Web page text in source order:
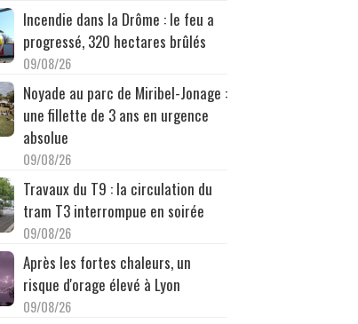
Incendie dans la Drôme : le feu a
progressé, 320 hectares brûlés
09/08/26
Noyade au parc de Miribel-Jonage :
une fillette de 3 ans en urgence
absolue
09/08/26
Travaux du T9 : la circulation du
tram T3 interrompue en soirée
09/08/26
Après les fortes chaleurs, un
risque d'orage élevé à Lyon
09/08/26